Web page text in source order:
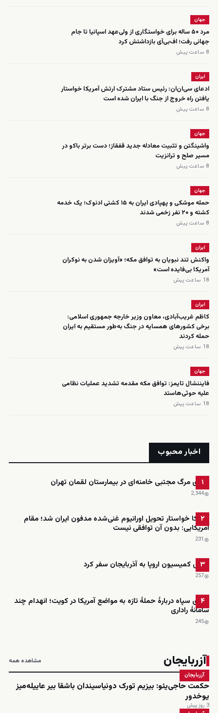
جهان
مرد ۵۰ ساله برای خواستگاری از ولی‌عهد اسپانیا تا جام
جهانی رفت؛ اف‌بی‌آی بازداشتش کرد
8 ساعت پیش
ایران
ادعای سی‌ان‌ان: رئیس ستاد مشترک ارتش آمریکا خواستار
یافتن راه خروج از جنگ با ایران شده است
8 ساعت پیش
جهان
واشینگتن و تثبیت معادله جدید قفقاز؛ دست برتر باکو در
مسیر صلح و ترانزیت
8 ساعت پیش
جهان
حمله موشکی و پهپادی ایران به ۱۵ کشتی ادنوک؛ یک خدمه
کشته و ۲۰ نفر زخمی شدند
8 ساعت پیش
ایران
واکنش تند نبویان به توافق مکه؛ «آویزان شدن به نوکران
آمریکا بی‌فایده است»
18 ساعت پیش
ایران
کاظم غریب‌آبادی، معاون وزیر خارجه جمهوری اسلامی:
برخی کشورهای همسایه در جنگ به‌طور مستقیم به ایران
حمله کردند
18 ساعت پیش
جهان
فایننشال تایمز: توافق مکه مقدمه تشدید عملیات نظامی
علیه حوثی‌هاستد
18 ساعت پیش
اخبار محبوب
۱
ادعای مرگ مجتبی خامنه‌ای در بیمارستان لقمان تهران
2٬344
۲
آمریکا خواستار تحویل اورانیوم غنی‌شده مدفون ایران شد؛ مقام
آمریکایی: بدون آن توافقی نیست
231
۳
رئیس کمیسیون اروپا به آذربایجان سفر کرد
257
۴
ادعای سپاه دربارهٔ حملهٔ تازه به مواضع آمریکا در کویت؛ انهدام چند
سامانهٔ راداری
245
آزربایجان مشاهده همه
آزربایجان
حکمت حاجی‌یئو: بیزیم تورک دونیاسیندان باشقا بیر عاییله‌میز
یوخدور
3 روز پیش